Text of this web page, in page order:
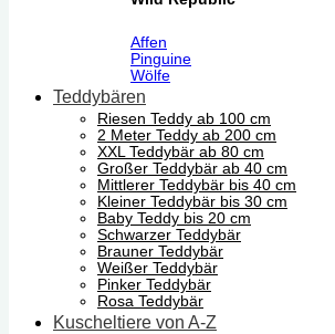
Affen
Pinguine
Wölfe
Teddybären
Riesen Teddy ab 100 cm
2 Meter Teddy ab 200 cm
XXL Teddybär ab 80 cm
Großer Teddybär ab 40 cm
Mittlerer Teddybär bis 40 cm
Kleiner Teddybär bis 30 cm
Baby Teddy bis 20 cm
Schwarzer Teddybär
Brauner Teddybär
Weißer Teddybär
Pinker Teddybär
Rosa Teddybär
Kuscheltiere von A-Z